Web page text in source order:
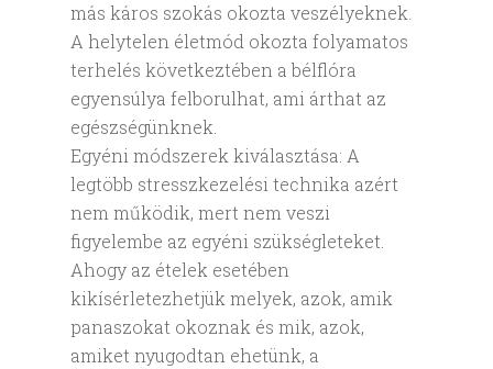
más káros szokás okozta veszélyeknek.
A helytelen életmód okozta folyamatos
terhelés következtében a bélflóra
egyensúlya felborulhat, ami árthat az
egészségünknek.
Egyéni módszerek kiválasztása: A
legtöbb stresszkezelési technika azért
nem működik, mert nem veszi
figyelembe az egyéni szükségleteket.
Ahogy az ételek esetében
kikísérletezhetjük melyek, azok, amik
panaszokat okoznak és mik, azok,
amiket nyugodtan ehetünk, a